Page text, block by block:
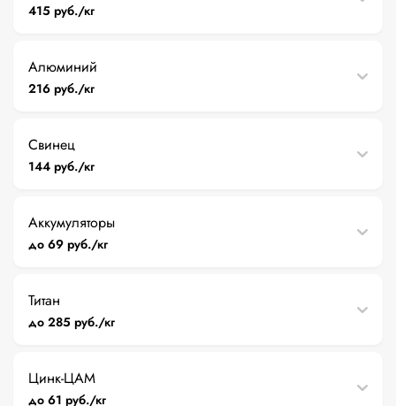
415 руб./кг
Алюминий
216 руб./кг
Свинец
144 руб./кг
Аккумуляторы
до 69 руб./кг
Титан
до 285 руб./кг
Цинк-ЦАМ
до 61 руб./кг